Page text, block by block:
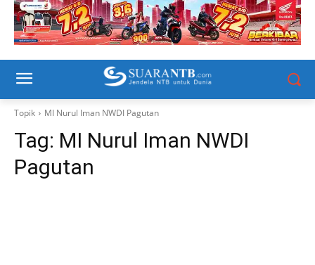
Topik MI Nurul Iman NWDI Pagutan
Tag: MI Nurul Iman NWDI
Pagutan